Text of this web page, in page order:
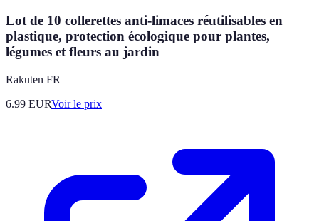
Lot de 10 collerettes anti-limaces réutilisables en
plastique, protection écologique pour plantes,
légumes et fleurs au jardin
Rakuten FR
6.99 EURVoir le prix